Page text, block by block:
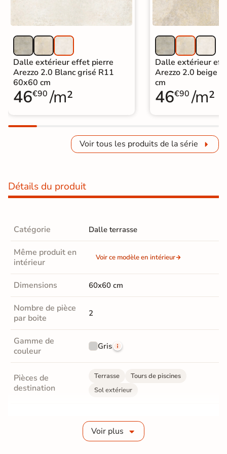
Dalle extérieur effet pierre
Arezzo 2.0 Blanc grisé R11
60x60 cm
46€90 /m²
Dalle extérieur
Arezzo 2.0 beige
cm
46€90 /m²
Voir tous les produits de la série
Détails du produit
Catégorie Dalle terrasse
Même produit en
intérieur
Voir ce modèle en intérieur
Dimensions 60x60 cm
Nombre de pièce
par boite
2
Gamme de
couleur
Gris
Pièces de
destination
Terrasse
Tours de piscines
Sol extérieur
Grès cérame pleine masse
Grès cérame épaisseur 2 cm
Voir plus